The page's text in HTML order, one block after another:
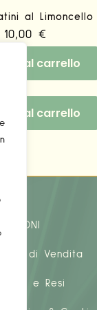
al Limoncello
10,00€
al carrello
al carrello
di Vendita
e Resi